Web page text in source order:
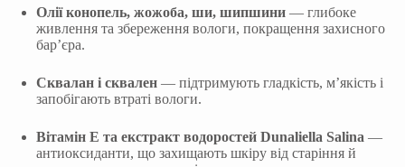
Олії конопель, жожоба, ши, шипшини — глибоке
живлення та збереження вологи, покращення захисного
бар’єра.
Сквалан і сквален — підтримують гладкість, м’якість і
запобігають втраті вологи.
Вітамін Е та екстракт водоростей Dunaliella Salina —
антиоксиданти, що захищають шкіру від старіння й